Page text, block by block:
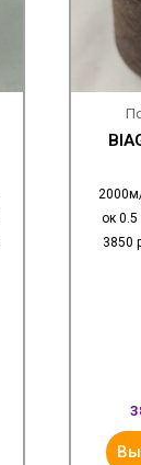
ок
3850